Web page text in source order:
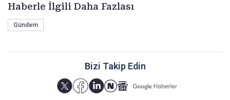
Haberle İlgili Daha Fazlası
Gündem
Bizi Takip Edin